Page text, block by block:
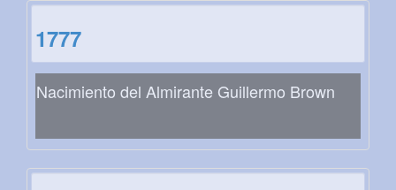
1777
Nacimiento del Almirante Guillermo Brown